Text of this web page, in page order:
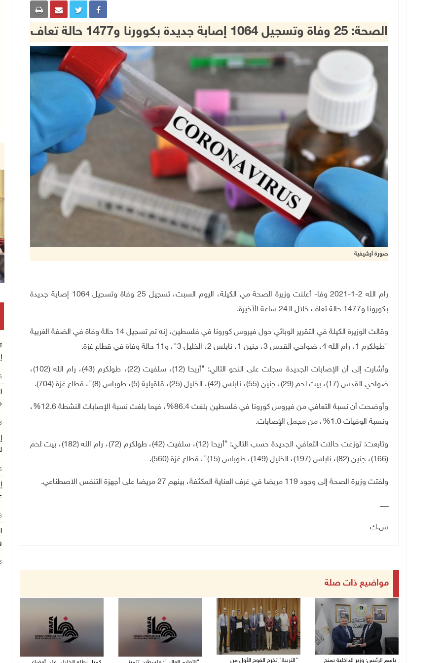
الصحة: 25 وفاة وتسجيل 1064 إصابة جديدة بكوورنا و1477 حالة تعاف
صورة أرشيفية
رام الله 2-1-2021 وفا- أعلنت وزيرة الصحة مي الكيلة، اليوم السبت، تسجيل 25 وفاة وتسجيل 1064 إصابة جديدة
بكورونا و1477 حالة تعاف خلال الـ24 ساعة الأخيرة.
وقالت الوزيرة الكيلة في التقرير الوبائي حول فيروس كورونا في فلسطين، إنه تم تسجيل 14 حالة وفاة في الضفة الغربية
"طولكرم 1، رام الله 4، ضواحي القدس 3، جنين 1، نابلس 2، الخليل 3"، و11 حالة وفاة في قطاع غزة.
وأشارت إلى أن الإصابات الجديدة سجلت على النحو التالي: "أريحا (12)، سلفيت (22)، طولكرم (43)، رام الله (102)،
ضواحي القدس (17)، بيت لحم (29)، جنين (55)، نابلس (42)، الخليل (25)، قلقيلية (5)، طوباس (8)"، قطاع غزة (704).
وأوضحت أن نسبة التعافي من فيروس كورونا في فلسطين بلغت 86.4%، فيما بلغت نسبة الإصابات النشطة 12.6%،
ونسبة الوفيات 1.0%، من مجمل الإصابات.
وتابعت: توزعت حالات التعافي الجديدة حسب التالي: "أريحا (12)، سلفيت (42)، طولكرم (72)، رام الله (182)، بيت لحم
(166)، جنين (82)، نابلس (197)، الخليل (149)، طوباس (15)"، قطاع غزة (560).
ولفتت وزيرة الصحة إلى وجود 119 مريضا في غرف العناية المكثفة، بينهم 27 مريضا على أجهزة التنفس الاصطناعي.
ــــــــ
س.ك
مواضيع ذات صلة
باسم الرئيس: وزير الداخلية يمنح "التربية" تخرج الفوج الأول من